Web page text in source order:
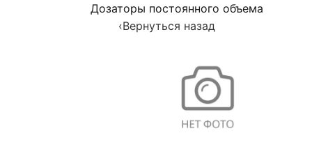
Дозаторы постоянного объема
‹Вернуться назад